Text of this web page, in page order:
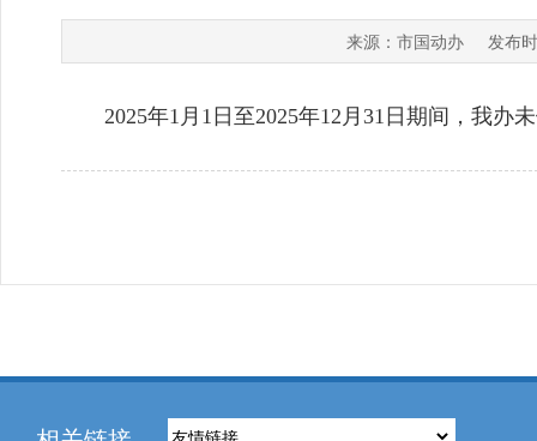
来源： 市国动办发布时
2025年1月1日至2025年12月31日期间，我办